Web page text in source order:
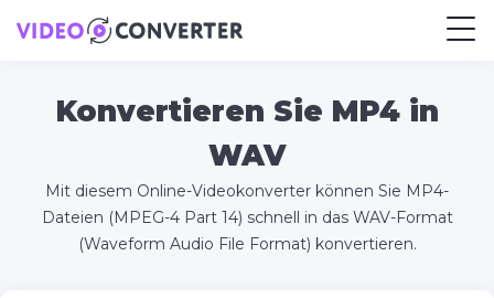
Konvertieren Sie MP4 in
WAV
Mit diesem Online-Videokonverter können Sie MP4-
Dateien (MPEG-4 Part 14) schnell in das WAV-Format
(Waveform Audio File Format) konvertieren.